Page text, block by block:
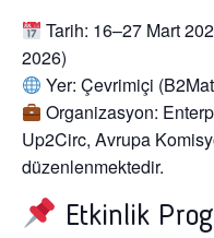
Tarih: 16–27 Mart
2026)
Yer: Çevrimiçi
Organizasyon:
Up2Circ, Avrupa
düzenlenmektedir.
Etkinlik